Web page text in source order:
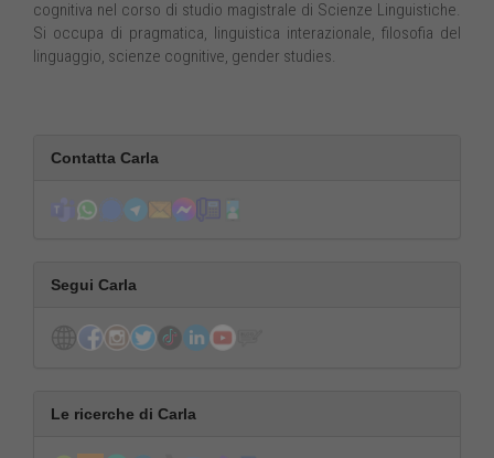
cognitiva nel corso di studio magistrale di Scienze Linguistiche.
Si occupa di pragmatica, linguistica interazionale, filosofia del
linguaggio, scienze cognitive, gender studies.
Contatta Carla
Segui Carla
Le ricerche di Carla